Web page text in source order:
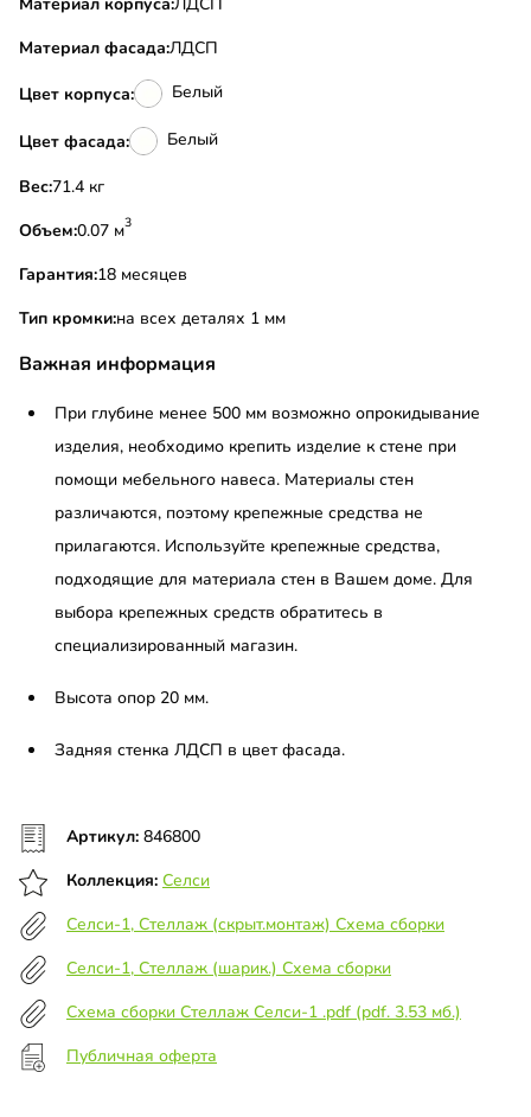
Материал фасада:ЛДСП
Цвет корпуса: Белый
Цвет фасада: Белый
Вес:
71.4 кг
Объем:
0.07 м3
Гарантия:18 месяцев
Тип кромки:на всех деталях 1 мм
Важная информация
При глубине менее 500 мм возможно опрокидывание
изделия, необходимо крепить изделие к стене при
помощи мебельного навеса. Материалы стен
различаются, поэтому крепежные средства не
прилагаются. Используйте крепежные средства,
подходящие для материала стен в Вашем доме. Для
выбора крепежных средств обратитесь в
специализированный магазин.
Высота опор 20 мм.
Задняя стенка ЛДСП в цвет фасада.
Артикул: 846800
Коллекция: Селси
Селси-1, Стеллаж (скрыт.монтаж) Схема сборки
Селси-1, Стеллаж (шарик.) Схема сборки
Схема сборки Стеллаж Селси-1 .pdf (pdf. 3.53 мб.)
Публичная оферта